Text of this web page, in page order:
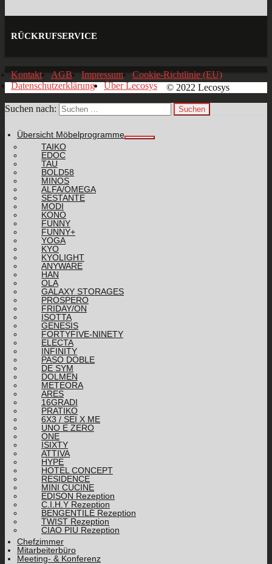
RÜCKRUFSERVICE
Kontakt AGB Impressum
Cookie-Richtlinie (EU)
Datenschutzerklärung
Über Lecosys © 2022 Lecosys
Suchen nach:
Übersicht Möbelprogramme
TAIKO
EDOC
TAU
BOLD58
MINOS
ALFA/OMEGA
SESTANTE
MODI
KONO
FUNNY
FUNNY+
YOGA
KYO
KYOLIGHT
ANYWARE
HAN
OLA
GALAXY STORAGES
PROSPERO
FRIDAY/ON
ISOTTA
GENESIS
FORTYFIVE-NINETY
ELECTA
INFINITY
PASO DOBLE
DE SYM
DOLMEN
METEORA
ARES
16GRADI
PRATIKO
6X3 / SEI X ME
UNO E ZERO
ONE
ISIXTY
ATTIVA
HYPE
HOTEL CONCEPT
RESIDENCE
MINI CUCINE
EDISON Rezeption
C.I.H.Y Rezeption
BENGENTILE Rezeption
TWIST Rezeption
CIAO PIÙ Rezeption
Chefzimmer
Mitarbeiterbüro
Meeting- & Konferenz